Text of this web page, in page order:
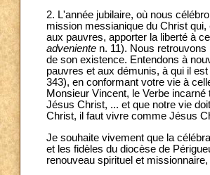
2. L'année jubilaire, où nous
mission messianique du Christ
aux pauvres, apporter la liberté à
adveniente n. 11). Nous
de son existence. Entendons à
pauvres et aux démunis, à qui il
343), en conformant votre vie à
Monsieur Vincent, le Verbe
Jésus Christ, ... et que notre vie
Christ, il faut vivre comme Jésus
Je souhaite vivement que la
et les fidèles du diocèse de
renouveau spirituel et